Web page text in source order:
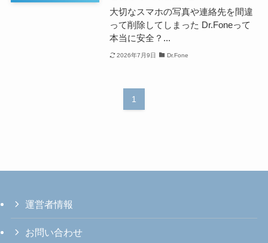
大切なスマホの写真や連絡先を間違
って削除してしまった Dr.Foneって
本当に安全？...
2026年7月9日 Dr.Fone
1
運営者情報
お問い合わせ